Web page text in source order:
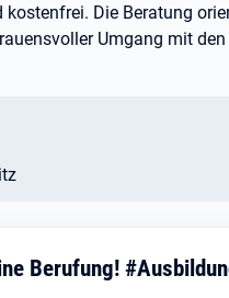
Die Beratung
Umgang mit
Berufung!